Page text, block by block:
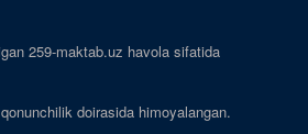
259-maktab.uz havola sifatida
doirasida himoyalangan.